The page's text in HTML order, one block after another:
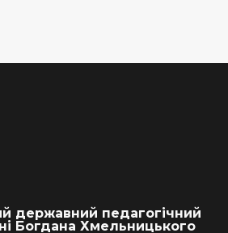
державний педагогічний
Богдана Хмельницького